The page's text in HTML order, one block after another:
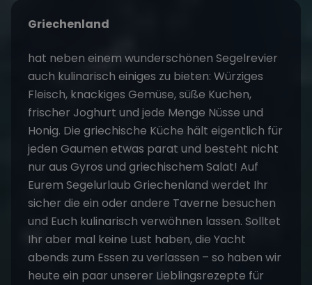
Griechenland
hat neben einem wunderschönen Segelrevier
auch kulinarisch einiges zu bieten: Würziges
Fleisch, knackiges Gemüse, süße Kuchen,
frischer Joghurt und jede Menge Nüsse und
Honig. Die griechische Küche hält eigentlich für
jeden Gaumen etwas parat und besteht nicht
nur aus Gyros und griechischem Salat! Auf
Eurem Segelurlaub Griechenland werdet Ihr
sicher die ein oder andere Taverne besuchen
und Euch kulinarisch verwöhnen lassen. Solltet
Ihr aber mal keine Lust haben, die Yacht
abends zum Essen zu verlassen – so haben wir
heute ein paar unserer Lieblingsrezepte für